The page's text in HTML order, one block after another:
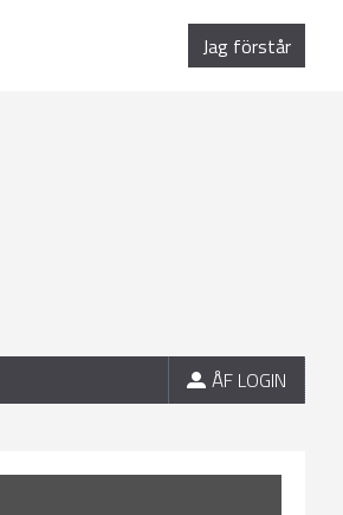
Jag förstår
ÅF LOGIN